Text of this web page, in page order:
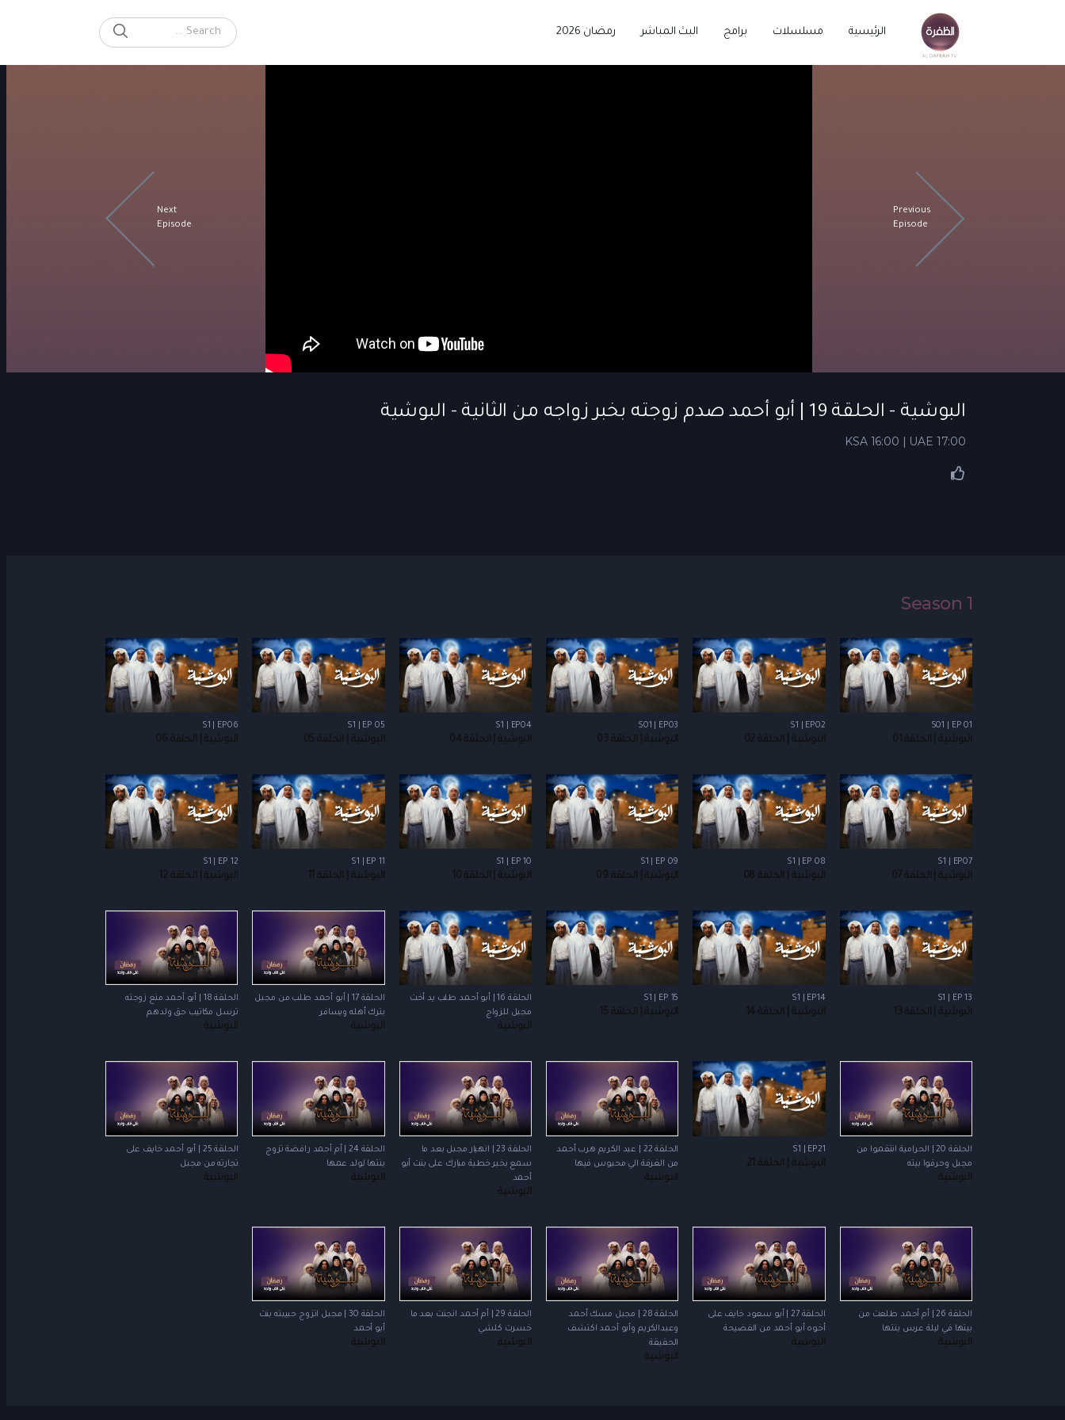
الرئيسية مسلسلات برامج البث المباشر رمضان 2026
Search for:
SEARCH
Previous
Episode
Next
Episode
البوشية - الحلقة 19 | أبو أحمد صدم زوجته بخبر زواجه من الثانية - البوشية
KSA 16:00 | UAE 17:00
Season 1
S01 | EP 01
البوشية | الحلقة 01
S1 | EP02
البوشية | الحلقة 02
S01 | EP03
البوشية | الحلقة 03
S1 | EP04
البوشية | الحلقة 04
S1 | EP 05
البوشية | الحلقة 05
S1 | EP06
البوشية | الحلقة 06
S1 | EP07
البوشية | الحلقة 07
S1 | EP 08
البوشية | الحلقة 08
S1 | EP 09
البوشية | الحلقة 09
S1 | EP 10
البوشية | الحلقة 10
S1 | EP 11
البوشية | الحلقة 11
S1 | EP 12
البوشية | الحلقة 12
S1 | EP 13
البوشية | الحلقة 13
S1 | EP14
البوشية | الحلقة 14
S1 | EP 15
البوشية | الحلقة 15
الحلقة 16 | أبو أحمد طلب يد أخت
مجبل للزواج
البوشية
الحلقة 17 | أبو أحمد طلب من مجبل
بترك أهله ويسافر
البوشية
الحلقة 18 | أبو أحمد منع زوجته
ترسل مكاتيب حق ولدهم
البوشية
الحلقة 20 | الحرامية انتقموا من
مجبل وحرقوا بيته
البوشية
S1 | EP21
البوشية | الحلقة 21
الحلقة 22 | عبد الكريم هرب أحمد
من الغرفة الي محبوس فيها
البوشية
الحلقة 23 | انهيار مجبل بعد ما
سمع بخبر خطبة مبارك على بنت أبو
أحمد
البوشية
الحلقة 24 | أم أحمد رافضة تزوج
بنتها لولد عمها
البوشية
الحلقة 25 | أبو أحمد خايف على
تجارته من مجبل
البوشية
الحلقة 26 | أم أحمد طلعت من
بيتها في ليلة عرس بنتها
البوشية
الحلقة 27 | أبو سعود خايف على
أخوه أبو أحمد من الفضيحة
البوشية
الحلقة 28 | مجبل مسك أحمد
وعبدالكريم وأبو أحمد اكتشف
الحقيقة
البوشية
الحلقة 29 | أم أحمد انجنت بعد ما
خسرت كلشي
البوشية
الحلقة 30 | مجبل اتزوج حبيبته بنت
أبو أحمد
البوشية